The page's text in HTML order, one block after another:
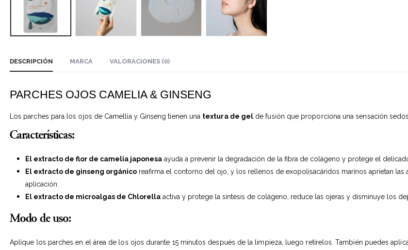
DESCRIPCIÓN MARCA VALORACIONES (0)
PARCHES OJOS CAMELIA & GINSENG
Los parches para los ojos de Camellia y Ginseng tienen una textura de gel de fusión que proporciona una sensación
Características:
El extracto de flor de camelia japonesa ayuda a prevenir la degradación de la fibra de colágeno y protege el
El extracto de ginseng orgánico reafirma el contorno del ojo, y los rellenos de exopolisacáridos marinos aprietan las
aplicación.
El extracto de microalgas de Chlorella activa y protege la síntesis de colágeno, reduce las ojeras y disminuye los
Modo de uso:
Aplique los parches en el área de los ojos durante 15 minutos después de la limpieza, luego retírelos. También puedes